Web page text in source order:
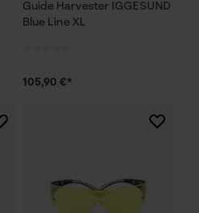
Guide Harvester IGGESUND
Blue Line XL
105,90 €*